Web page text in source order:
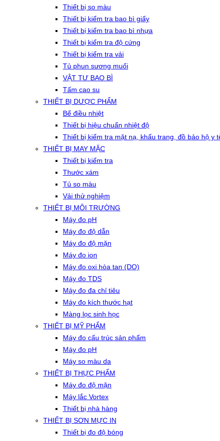
Thiết bị so màu
Thiết bị kiểm tra bao bì giấy
Thiết bị kiểm tra bao bì nhựa
Thiết bị kiểm tra độ cứng
Thiết bị kiểm tra vải
Tủ phun sương muối
VẬT TƯ BAO BÌ
Tấm cao su
THIẾT BỊ DƯỢC PHẨM
Bể điều nhiệt
Thiết bị hiệu chuẩn nhiệt độ
Thiết bị kiểm tra mặt nạ, khẩu trang, đồ bảo hộ y
THIẾT BỊ MAY MẶC
Thiết bị kiểm tra
Thước xám
Tủ so màu
Vải thử nghiệm
THIẾT BỊ MÔI TRƯỜNG
Máy đo pH
Máy đo độ dẫn
Máy đo độ mặn
Máy đo ion
Máy đo oxi hòa tan (DO)
Máy đo TDS
Máy đo đa chỉ tiêu
Máy đo kích thước hạt
Màng lọc sinh học
THIẾT BỊ MỸ PHẨM
Máy đo cấu trúc sản phẩm
Máy đo pH
Máy so màu da
THIẾT BỊ THỰC PHẨM
Máy đo độ mặn
Máy lắc Vortex
Thiết bị nhà hàng
THIẾT BỊ SƠN MỰC IN
Thiết bị đo độ bóng